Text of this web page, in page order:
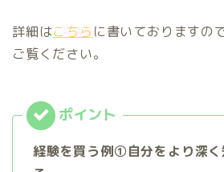
詳細はこちら に書いておりますの
ご覧ください。
経験を買う例①自分をより深く